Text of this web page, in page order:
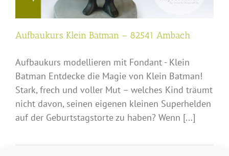
Aufbaukurs Klein Batman – 82541 Ambach
Aufbaukurs modellieren mit Fondant - Klein
Batman Entdecke die Magie von Klein Batman!
Stark, frech und voller Mut – welches Kind träumt
nicht davon, seinen eigenen kleinen Superhelden
auf der Geburtstagstorte zu haben? Wenn [...]